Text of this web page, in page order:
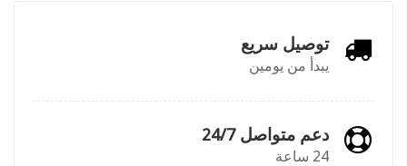
توصيل سريع
يبدأ من يومين
دعم متواصل 24/7
24 ساعة